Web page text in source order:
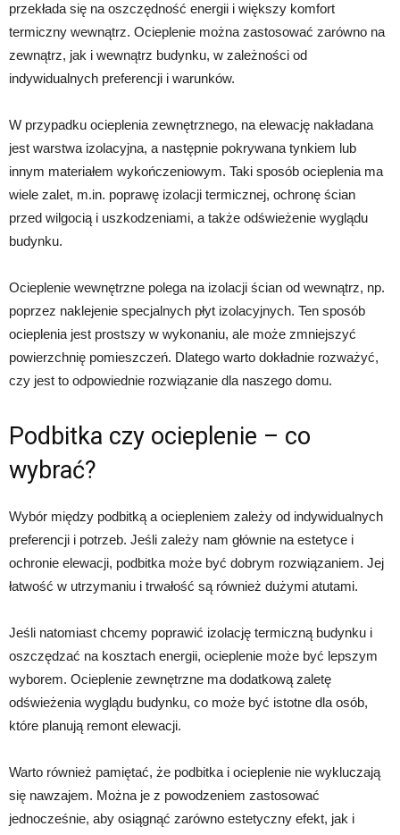
przekłada się na oszczędność energii i większy komfort
termiczny wewnątrz. Ocieplenie można zastosować zarówno na
zewnątrz, jak i wewnątrz budynku, w zależności od
indywidualnych preferencji i warunków.
W przypadku ocieplenia zewnętrznego, na elewację nakładana
jest warstwa izolacyjna, a następnie pokrywana tynkiem lub
innym materiałem wykończeniowym. Taki sposób ocieplenia ma
wiele zalet, m.in. poprawę izolacji termicznej, ochronę ścian
przed wilgocią i uszkodzeniami, a także odświeżenie wyglądu
budynku.
Ocieplenie wewnętrzne polega na izolacji ścian od wewnątrz, np.
poprzez naklejenie specjalnych płyt izolacyjnych. Ten sposób
ocieplenia jest prostszy w wykonaniu, ale może zmniejszyć
powierzchnię pomieszczeń. Dlatego warto dokładnie rozważyć,
czy jest to odpowiednie rozwiązanie dla naszego domu.
Podbitka czy ocieplenie – co
wybrać?
Wybór między podbitką a ociepleniem zależy od indywidualnych
preferencji i potrzeb. Jeśli zależy nam głównie na estetyce i
ochronie elewacji, podbitka może być dobrym rozwiązaniem. Jej
łatwość w utrzymaniu i trwałość są również dużymi atutami.
Jeśli natomiast chcemy poprawić izolację termiczną budynku i
oszczędzać na kosztach energii, ocieplenie może być lepszym
wyborem. Ocieplenie zewnętrzne ma dodatkową zaletę
odświeżenia wyglądu budynku, co może być istotne dla osób,
które planują remont elewacji.
Warto również pamiętać, że podbitka i ocieplenie nie wykluczają
się nawzajem. Można je z powodzeniem zastosować
jednocześnie, aby osiągnąć zarówno estetyczny efekt, jak i